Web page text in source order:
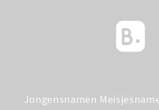
Jongensnamen